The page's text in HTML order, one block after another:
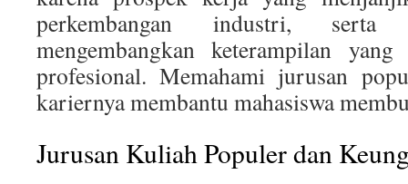
perkembangan industri, serta
mengembangkan keterampilan
profesional. Memahami jurusan
kariernya membantu mahasiswa
Jurusan Kuliah Populer dan